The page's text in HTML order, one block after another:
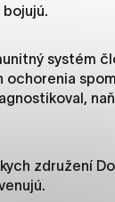
systém
ochorenia
naň
združení
stránky